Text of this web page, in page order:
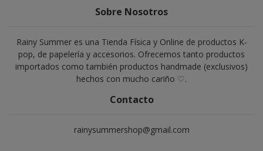
Sobre Nosotros
Rainy Summer es una Tienda Física y Online de productos K-
pop, de papelería y accesorios. Ofrecemos tanto productos
importados como también productos handmade (exclusivos)
hechos con mucho cariño ♡.
Contacto
rainysummershop@gmail.com